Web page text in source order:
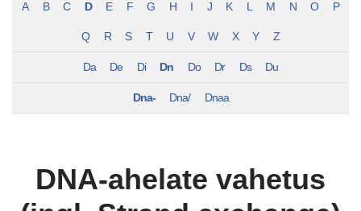
A B C D E F G H J K L M N O P
Q R S T U V W X Y Z
Da De Di Dn Do Dr Ds Du
Dna- Dna/ Dnaa
DNA-ahelate vahetus